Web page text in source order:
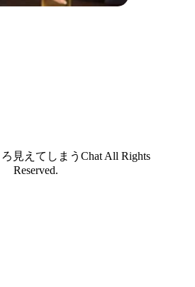
見えてしまうChat All Rights
Reserved.